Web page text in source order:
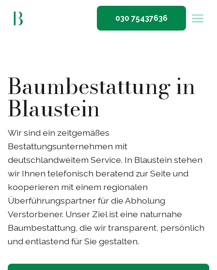
030 75437636
Baumbestattung in
Blaustein
Wir sind ein zeitgemäßes
Bestattungsunternehmen mit
deutschlandweitem Service. In Blaustein stehen
wir Ihnen telefonisch beratend zur Seite und
kooperieren mit einem regionalen
Überführungspartner für die Abholung
Verstorbener. Unser Ziel ist eine naturnahe
Baumbestattung, die wir transparent, persönlich
und entlastend für Sie gestalten.